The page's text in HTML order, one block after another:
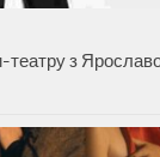
театру з